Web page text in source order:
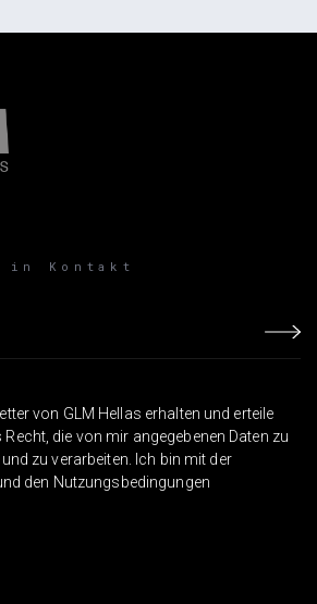
in Kontakt
von GLM Hellas erhalten und erteile
die von mir angegebenen Daten zu
zu verarbeiten. Ich bin mit der
den Nutzungsbedingungen